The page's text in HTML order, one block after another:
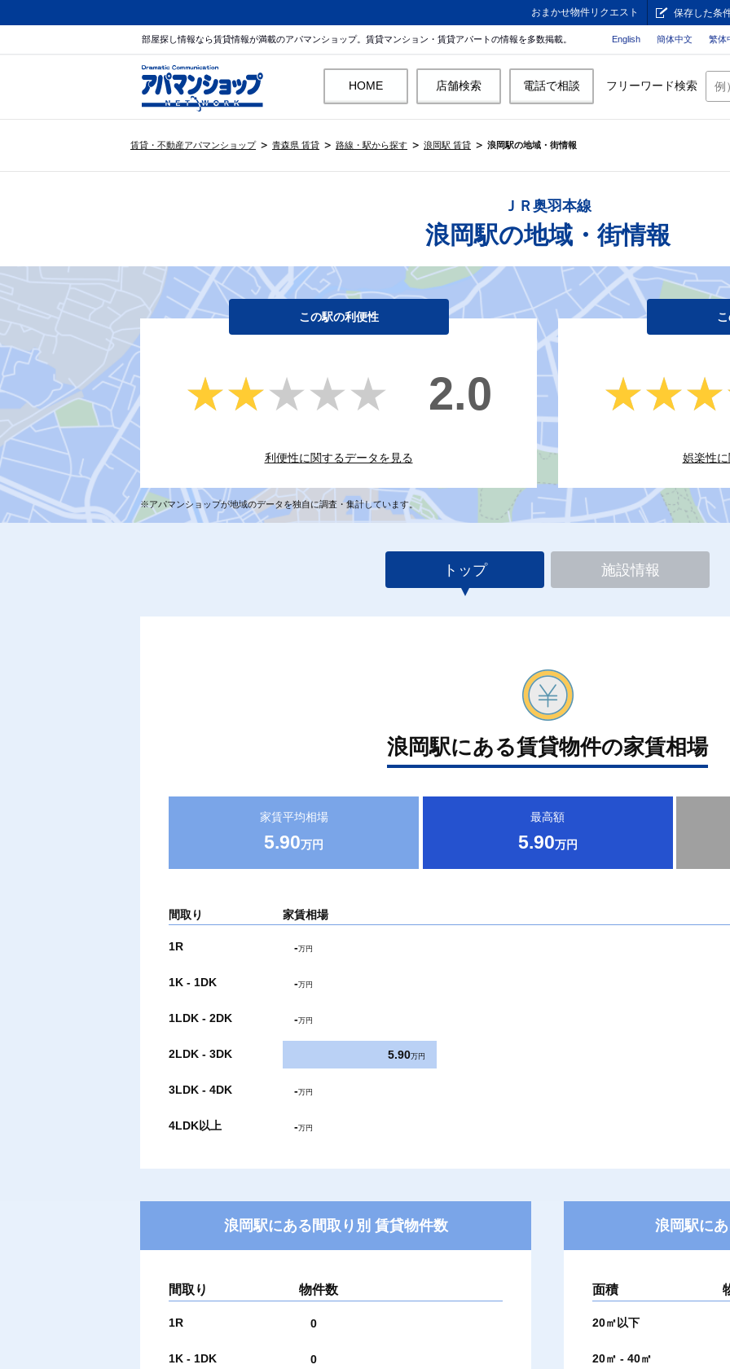
おまかせ物件リクエスト 保存した条
部屋探し情報なら賃貸情報が満載のアパマンショップ。賃貸マンション・賃貸アパートの情報を多数掲載。 English 簡体中文 繁体
HOME 店舗検索 電話で相談 フリーワード検索
賃貸・不動産アパマンショップ 青森県 賃貸 路線・駅から探す 浪岡駅 賃貸 浪岡駅の地域・街情報
ＪＲ奥羽本線
浪岡駅の地域・街情報
この駅の利便性
★★★★★
★★★★★ 2.0
利便性に関するデータを見る 娯楽性
※アパマンショップが地域のデータを独自に調査・集計しています。
トップ 施設情報
浪岡駅にある賃貸物件の家賃相場
家賃平均相場
5.90万円
最高額
5.90万円
間取り 家賃相場
1R -万円
1K - 1DK -万円
1LDK - 2DK -万円
2LDK - 3DK 5.90万円
3LDK - 4DK -万円
4LDK以上 -万円
浪岡駅にある間取り別 賃貸物件数
間取り 物件数
1R 0
1K - 1DK 0
浪岡駅に
面積
20㎡以下
20㎡ - 40㎡